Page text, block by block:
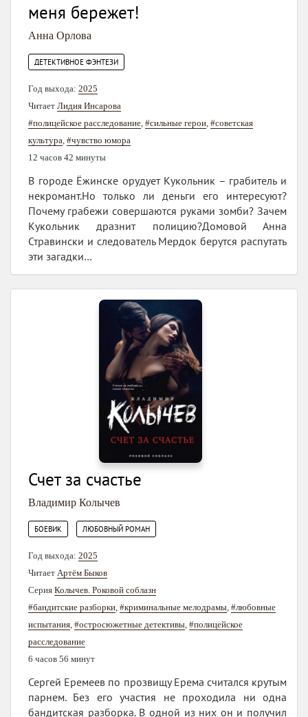
меня бережет!
Анна Орлова
ДЕТЕКТИВНОЕ ФЭНТЕЗИ
Год выхода: 2025
Читает Лидия Инсарова
#полицейское расследование #сильные герои #советская
культура #чувство юмора
12 часов 42 минуты
В городе Ёжинске орудует Кукольник – грабитель и
некромант.Но только ли деньги его интересуют?
Почему грабежи совершаются руками зомби? Зачем
Кукольник дразнит полицию?Домовой Анна
Стравински и следователь Мердок берутся распутать
эти загадки…
Счет за счастье
Владимир Колычев
БОЕВИК ЛЮБОВНЫЙ РОМАН
Год выхода: 2025
Читает Артём Быков
Серия Колычев. Роковой соблазн
#бандитские разборки #криминальные мелодрамы #любовные
испытания #остросюжетные детективы #полицейское
расследование
6 часов 56 минут
Сергей Еремеев по прозвищу Ерема считался крутым
парнем. Без его участия не проходила ни одна
бандитская разборка. В одной из них он и получил